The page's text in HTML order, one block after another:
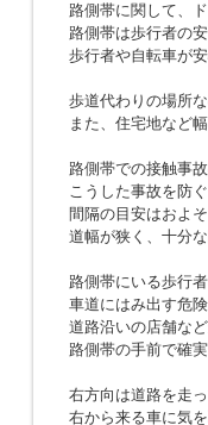
路側帯に関して、
路側帯は歩行者の
歩行者や自転車が
歩道代わりの場所
また、住宅地など
路側帯での接触事
こうした事故を防
間隔の目安はおよ
道幅が狭く、十分
路側帯にいる歩行
車道にはみ出す危
道路沿いの店舗な
路側帯の手前で確
右方向は道路を走
右から来る車に気